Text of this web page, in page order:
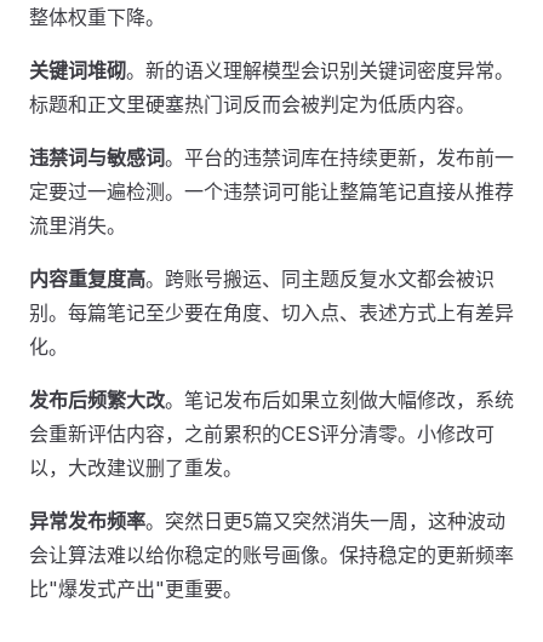
整体权重下降。
关键词堆砌。新的语义理解模型会识别关键词密度异常。
标题和正文里硬塞热门词反而会被判定为低质内容。
违禁词与敏感词。平台的违禁词库在持续更新，发布前一
定要过一遍检测。一个违禁词可能让整篇笔记直接从推荐
流里消失。
内容重复度高。跨账号搬运、同主题反复水文都会被识
别。每篇笔记至少要在角度、切入点、表述方式上有差异
化。
发布后频繁大改。笔记发布后如果立刻做大幅修改，系统
会重新评估内容，之前累积的CES评分清零。小修改可
以，大改建议删了重发。
异常发布频率。突然日更5篇又突然消失一周，这种波动
会让算法难以给你稳定的账号画像。保持稳定的更新频率
比"爆发式产出"更重要。